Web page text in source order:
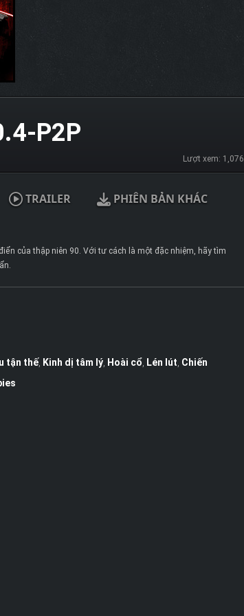
P2P
Lượt xem: 1,076
TRAILER PHIÊN BẢN KHÁC
của thập niên 90. Với tư cách là một đặc nhiệm, hãy tìm
tận thế, Kinh dị tâm lý, Hoài cổ Lén lút Chiến